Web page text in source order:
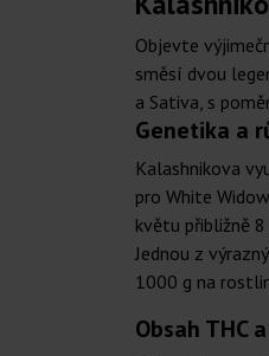
Objevte
směsí dvou
a Sativa, s
Genetika a
Kalashnikova
pro White
květu přibližně
Jednou z
1000 g na
Obsah THC